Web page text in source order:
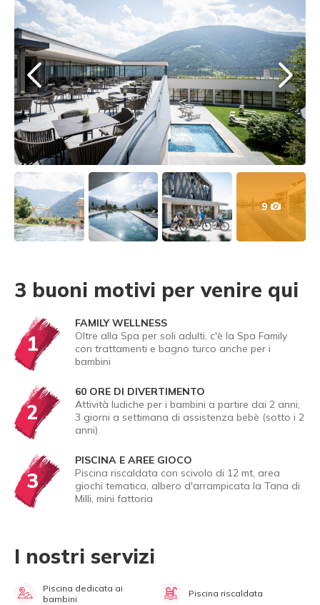
9
3 buoni motivi per venire qui
1
FAMILY WELLNESS
Oltre alla Spa per soli adulti, c'è la Spa Family
con trattamenti e bagno turco anche per i
bambini
2
60 ORE DI DIVERTIMENTO
Attività ludiche per i bambini a partire dai 2 anni;
3 giorni a settimana di assistenza bebè (sotto i 2
anni).
3
PISCINA E AREE GIOCO
Piscina riscaldata con scivolo di 12 mt, area
giochi tematica, albero d'arrampicata la Tana di
Milli, mini fattoria
I nostri servizi
Piscina dedicata ai
bambini
Piscina riscaldata